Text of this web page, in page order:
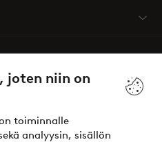
joten niin on
toiminnalle
analyysin, sisällön